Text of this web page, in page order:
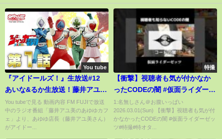
You tube
『アイドールズ！』生放送#12
あいな&るか生放送！藤井アユ美
さんをゲストにマリパで遊ぼ
う！
You tubeで見る 動画内容 FM FUJIで放送
中のラジオ番組「藤井アユ美のあゆゆカフ
ェ」より、あゆゆ店長（藤井アユ美さん）
がアイドー...
特撮
【衝撃】視聴者も気が付かなか
ったCODEの闇 #仮面ライダーゼ
ッツ#特撮#特オタ
1:名無しさん＠お腹いっぱい
2026.03.01(Sun) 【衝撃】視聴者も気が付
かなかったCODEの闇 #仮面ライダーゼッ
ツ#特撮#特オタ...